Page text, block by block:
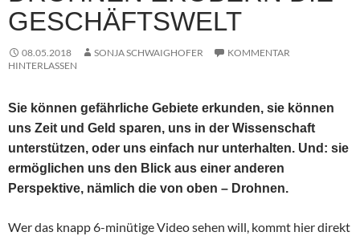
GESCHÄFTSWELT
08.05.2018 SONJA SCHWAIGHOFER
KOMMENTAR
HINTERLASSEN
Sie können gefährliche Gebiete erkunden, sie können
uns Zeit und Geld sparen, uns in der Wissenschaft
unterstützen, oder uns einfach nur unterhalten. Und: sie
ermöglichen uns den Blick aus einer anderen
Perspektive, nämlich die von oben – Drohnen.
Wer das knapp 6-minütige Video sehen will, kommt hier direkt